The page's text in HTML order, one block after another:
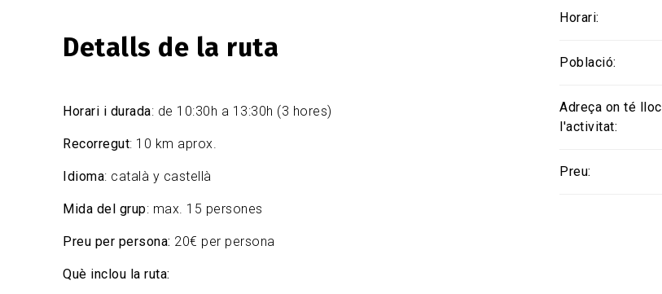
Detalls de la ruta
Horari i durada: de 10:30h a 13:30h (3 hores)
Recorregut: 10 km aprox.
Idioma: català y castellà
Mida del grup: max. 15 persones
Preu per persona: 20€ per persona
Què inclou la ruta:
Horari
Població
Adreça on té lloc
l'activitat
Preu